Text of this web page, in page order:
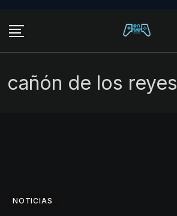
content
cañón de los reyes
NOTICIAS